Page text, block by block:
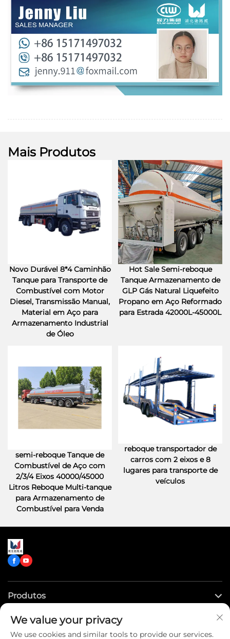
Mais Produtos
Novo Durável 8*4 Caminhão
Tanque para Transporte de
Combustível com Motor
Diesel, Transmissão Manual,
Material em Aço para
Armazenamento Industrial
de Óleo
Hot Sale Semi-reboque
Tanque Armazenamento de
GLP Gás Natural Liquefeito
Propano em Aço Reformado
para Estrada 42000L-45000L
semi-reboque Tanque de
Combustível de Aço com
2/3/4 Eixos 40000/45000
Litros Reboque Multi-tanque
para Armazenamento de
Combustível para Venda
reboque transportador de
carros com 2 eixos e 8
lugares para transporte de
veículos
Produtos
Links Rápidos
We value your privacy
We use cookies and similar tools to provide our services.